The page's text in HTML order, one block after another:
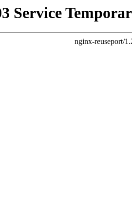
Service
nginx-reuseport/